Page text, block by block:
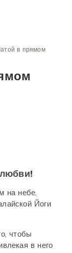
в прямом
на небе,
Йоги
чтобы
в него